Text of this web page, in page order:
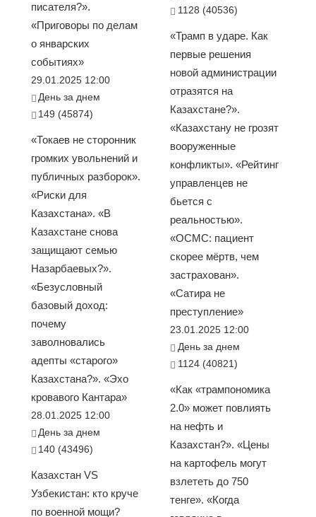
писателя?».
«Приговоры по делам
о январских
событиях»
29.01.2025 12:00
День за днем
149 (45874)
«Токаев не сторонник
громких увольнений и
публичных разборок».
«Риски для
Казахстана». «В
Казахстане снова
защищают семью
Назарбаевых?».
«Безусловный
базовый доход:
почему
заволновались
адепты «старого»
Казахстана?». «Эхо
кровавого Кантара»
28.01.2025 12:00
День за днем
140 (43496)
Казахстан VS
Узбекистан: кто круче
по военной мощи?
1128 (40536)
«Трамп в ударе. Как
первые решения
новой администрации
отразятся на
Казахстане?».
«Казахстану не грозят
вооруженные
конфликты». «Рейтинг
управленцев не
бьется с
реальностью».
«ОСМС: пациент
скорее мёртв, чем
застрахован».
«Сатира не
преступление»
23.01.2025 12:00
День за днем
1124 (40821)
«Как «трампономика
2.0» может повлиять
на нефть и
Казахстан?». «Цены
на картофель могут
взлететь до 750
тенге». «Когда